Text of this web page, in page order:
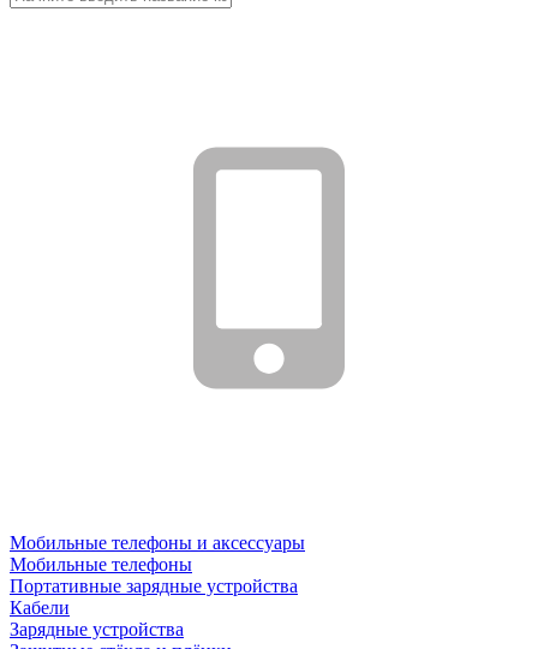
Мобильные телефоны и аксессуары
Мобильные телефоны
Портативные зарядные устройства
Кабели
Зарядные устройства